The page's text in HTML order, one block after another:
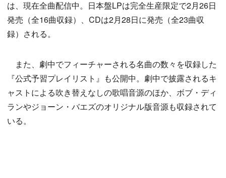
は、現在全曲配信中。日本盤LPは完全生産限定で2月26日
発売（全16曲収録）、CDは2月28日に発売（全23曲収
録）される。
また、劇中でフィーチャーされる名曲の数々を収録した
『公式予習プレイリスト』も公開中。劇中で披露されるキ
ャストによる吹き替えなしの歌唱音源のほか、ボブ・ディ
ランやジョーン・バエズのオリジナル版音源も収録されて
いる。